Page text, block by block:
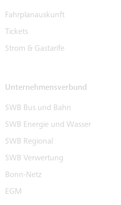
Fahrplanauskunft
Tickets
Strom & Gastarife
Unternehmensverbund
SWB Bus und Bahn
SWB Energie und Wasser
SWB Regional
SWB Verwertung
Bonn-Netz
EGM